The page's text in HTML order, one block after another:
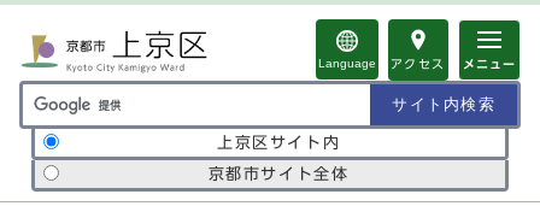
Language アクセス メニュー
サイト内検索の範囲
上京区サイト内
京都市サイト全体